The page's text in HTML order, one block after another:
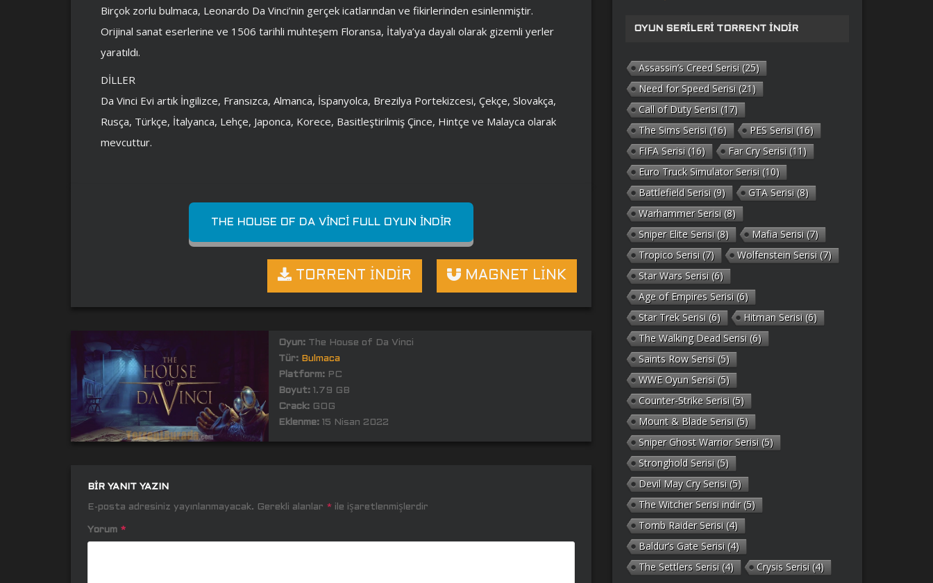
Birçok zorlu bulmaca, Leonardo Da Vinci’nin gerçek icatlarından ve fikirlerinden esinlenmiştir.
Orijinal sanat eserlerine ve 1506 tarihli muhteşem Floransa, İtalya’ya dayalı olarak gizemli yerler
yaratıldı.
DİLLER
Da Vinci Evi artık İngilizce, Fransızca, Almanca, İspanyolca, Brezilya Portekizcesi, Çekçe, Slovakça,
Rusça, Türkçe, İtalyanca, Lehçe, Japonca, Korece, Basitleştirilmiş Çince, Hintçe ve Malayca olarak
mevcuttur.
THE HOUSE OF DA VINCI FULL OYUN İNDIR
MAGNET LİNK
TORRENT İNDİR
Oyun:The House of Da Vinci
Tür: Bulmaca
Platform:PC
Boyut:1.79 GB
Crack:GOG
Eklenme:15 Nisan 2022
BIR YANIT YAZIN
E-posta adresiniz yayınlanmayacak. Gerekli alanlar * ile işaretlenmişlerdir
Yorum *
OYUN SERILERI TORRENT İNDIR
Assassin’s Creed Serisi (25)
Need for Speed Serisi (21)
Call of Duty Serisi (17)
The Sims Serisi (16) PES Serisi (16)
FIFA Serisi (16) Far Cry Serisi (11)
Euro Truck Simulator Serisi (10)
Battlefield Serisi (9) GTA Serisi (8)
Warhammer Serisi (8)
Sniper Elite Serisi (8) Mafia Serisi (7)
Tropico Serisi (7) Wolfenstein Serisi (7)
Star Wars Serisi (6)
Age of Empires Serisi (6)
Star Trek Serisi (6) Hitman Serisi (6)
The Walking Dead Serisi (6)
Saints Row Serisi (5)
WWE Oyun Serisi (5)
Counter-Strike Serisi (5)
Mount & Blade Serisi (5)
Sniper Ghost Warrior Serisi (5)
Stronghold Serisi (5)
Devil May Cry Serisi (5)
The Witcher Serisi indir(5)
Tomb Raider Serisi (4)
Baldur’s Gate Serisi (4)
The Settlers Serisi (4) Crysis Serisi (4)